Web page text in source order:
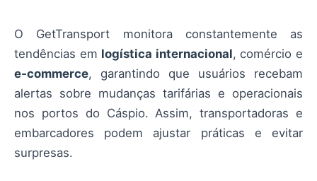
O GetTransport monitora constantemente as
tendências em logística internacional, comércio e
e‑commerce, garantindo que usuários recebam
alertas sobre mudanças tarifárias e operacionais
nos portos do Cáspio. Assim, transportadoras e
embarcadores podem ajustar práticas e evitar
surpresas.